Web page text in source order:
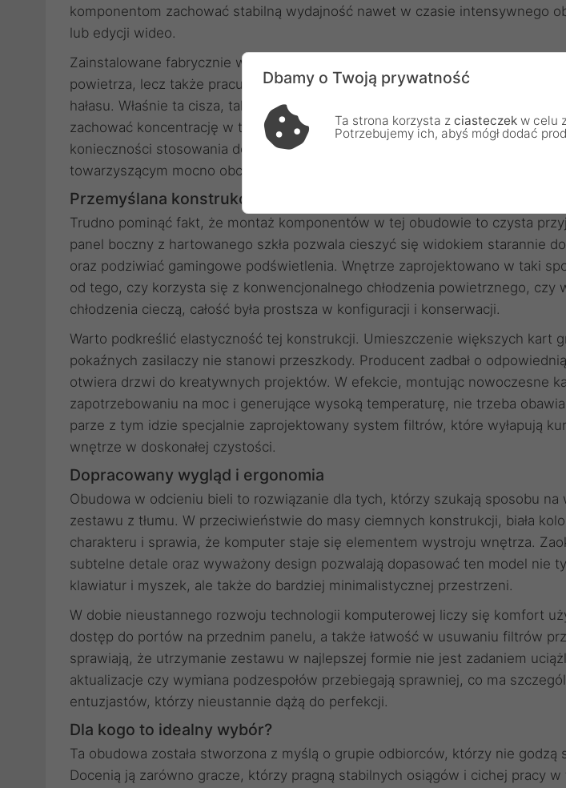
komponentom zachować stabilną wydajność nawet w czasie intensywnego
lub edycji wideo.
Zainstalowane fabrycznie wentylatory Pure Wings 2 to konstrukcje, które nie
powietrza, lecz także pracują dyskretnie, tworząc środowisko pracy
hałasu. Właśnie ta cisza, tak trudna do uzyskania w konwencjonalnych
zachować koncentrację w trakcie rozgrywki lub wymagających sesji obróbki
konieczności stosowania dodatkowych sztuczek, można zapomnieć o
towarzyszącym mocno obciążonym komponentom.
Przemyślana konstrukcja ułatwiająca życie
Trudno pominąć fakt, że montaż komponentów w tej obudowie to czysta
panel boczny z hartowanego szkła pozwala cieszyć się widokiem starannie
oraz podziwiać gamingowe podświetlenia. Wnętrze zaprojektowano w taki
od tego, czy korzysta się z konwencjonalnego chłodzenia powietrznego, czy
chłodzenia cieczą, całość była prostsza w konfiguracji i konserwacji.
Warto podkreślić elastyczność tej konstrukcji. Umieszczenie większych kart
pokaźnych zasilaczy nie stanowi przeszkody. Producent zadbał o
otwiera drzwi do kreatywnych projektów. W efekcie, montując nowoczesne
zapotrzebowaniu na moc i generujące wysoką temperaturę, nie trzeba
parze z tym idzie specjalnie zaprojektowany system filtrów, które wyłapują
wnętrze w doskonałej czystości.
Dopracowany wygląd i ergonomia
Obudowa w odcieniu bieli to rozwiązanie dla tych, którzy szukają sposobu na
zestawu z tłumu. W przeciwieństwie do masy ciemnych konstrukcji, biała
charakteru i sprawia, że komputer staje się elementem wystroju wnętrza.
subtelne detale oraz wyważony design pozwalają dopasować ten model nie
klawiatur i myszek, ale także do bardziej minimalistycznej przestrzeni.
W dobie nieustannego rozwoju technologii komputerowej liczy się komfort
dostęp do portów na przednim panelu, a także łatwość w usuwaniu filtrów
sprawiają, że utrzymanie zestawu w najlepszej formie nie jest zadaniem
aktualizacje czy wymiana podzespołów przebiegają sprawniej, co ma
entuzjastów, którzy nieustannie dążą do perfekcji.
Dla kogo to idealny wybór?
Ta obudowa została stworzona z myślą o grupie odbiorców, którzy nie godzą
Docenią ją zarówno gracze, którzy pragną stabilnych osiągów i cichej pracy
Dbamy o Twoją prywatność
Ta strona korzysta z ciasteczek w celu
Potrzebujemy ich, abyś mógł dodać